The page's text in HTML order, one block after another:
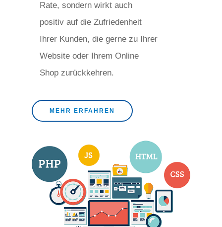
Rate, sondern wirkt auch
positiv auf die Zufriedenheit
Ihrer Kunden, die gerne zu Ihrer
Website oder Ihrem Online
Shop zurückkehren.
MEHR ERFAHREN